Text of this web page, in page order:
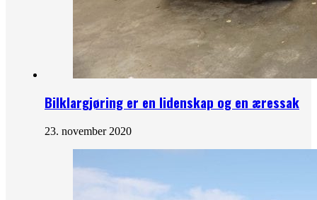
Bilklargjøring er en lidenskap og en æressak
23. november 2020